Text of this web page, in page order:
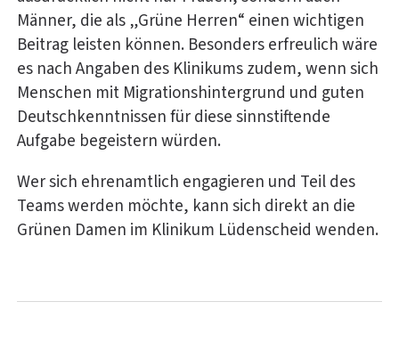
Männer, die als „Grüne Herren“ einen wichtigen
Beitrag leisten können. Besonders erfreulich wäre
es nach Angaben des Klinikums zudem, wenn sich
Menschen mit Migrationshintergrund und guten
Deutschkenntnissen für diese sinnstiftende
Aufgabe begeistern würden.
Wer sich ehrenamtlich engagieren und Teil des
Teams werden möchte, kann sich direkt an die
Grünen Damen im Klinikum Lüdenscheid wenden.